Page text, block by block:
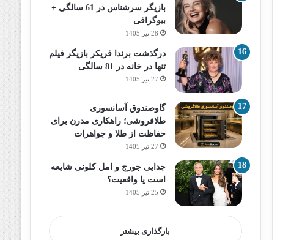
بازیگر سرشناس در 61 سالگی +
بیوگرافی
28 تیر 1405
درگذشت برندا فریکر بازیگر فیلم
تنها در خانه در 81 سالگی
27 تیر 1405
گاوصندوق آسانسوری
طلافروشی؛ راهکاری مدرن برای
حفاظت از طلا و جواهرات
27 تیر 1405
جدایی جورج و امل کلونی شایعه
است یا واقعیت؟
25 تیر 1405
بارگذاری بیشتر